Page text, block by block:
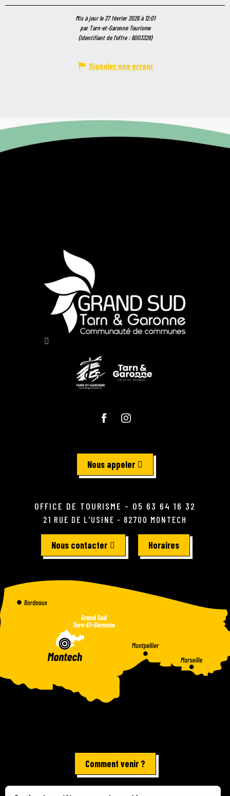
Mis à jour le 27 février 2026 à 12:01
par Tarn-et-Garonne Tourisme
(Identifiant de l'offre :6003328)
Signaler une erreur
Nous appeler
OFFICE DE TOURISME - 05 63 64 16 32
21 RUE DE L'USINE - 82700 MONTECH
Nous contacter Horaires
Comment venir ?